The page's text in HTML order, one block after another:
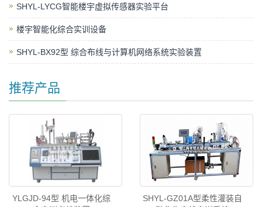
SHYL-LYCG智能楼宇虚拟传感器实验平台
楼宇智能化综合实训设备
SHYL-BX92型 综合布线与计算机网络系统实验装置
推荐产品
YLGJD-94型 机电一体化综
SHYL-GZ01A型柔性灌装自